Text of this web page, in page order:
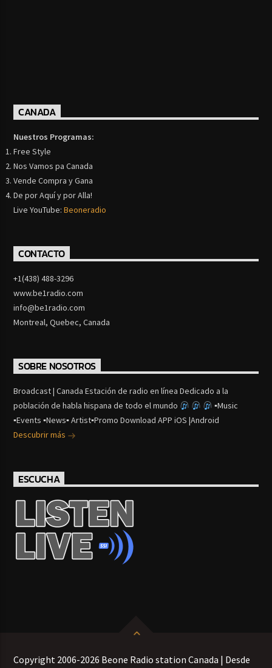
CANADA
Nuestros Programas:
Free Style
Nos Vamos pa Canada
Vende Compra y Gana
De por Aquí y por Alla!
Live YouTube:Beoneradio
CONTACTO
+1(438) 488-3296
www.be1radio.com
info@be1radio.com
Montreal, Quebec, Canada
SOBRE NOSOTROS
Broadcast | Canada Estación de radio en línea Dedicado a la
población de habla hispana de todo el mundo
▪Music
▪Events ▪News▪ Artist▪Promo Download APP iOS |Android
Descubrir más
ESCUCHA
Copyright 2006-2026 Beone Radio station Canada | Desde